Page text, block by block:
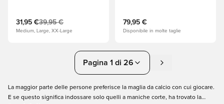
31,95 €39,95 €
Medium, Large, XX-Large
79,95 €
Disponibile in molte taglie
Pagina 1 di 26
La maggior parte delle persone preferisce la maglia da calcio con cui giocare.
E se questo significa indossare solo quelli a maniche corte, ha trovato la